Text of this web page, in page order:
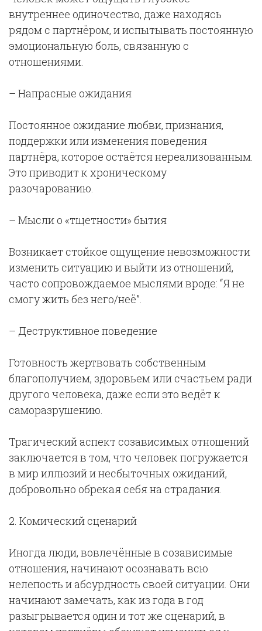
внутреннее одиночество, даже находясь
рядом с партнёром, и испытывать постоянную
эмоциональную боль, связанную с
отношениями.
– Напрасные ожидания
Постоянное ожидание любви, признания,
поддержки или изменения поведения
партнёра, которое остаётся нереализованным.
Это приводит к хроническому
разочарованию.
– Мысли о «тщетности» бытия
Возникает стойкое ощущение невозможности
изменить ситуацию и выйти из отношений,
часто сопровождаемое мыслями вроде: “Я не
смогу жить без него/неё”.
– Деструктивное поведение
Готовность жертвовать собственным
благополучием, здоровьем или счастьем ради
другого человека, даже если это ведёт к
саморазрушению.
Трагический аспект созависимых отношений
заключается в том, что человек погружается
в мир иллюзий и несбыточных ожиданий,
добровольно обрекая себя на страдания.
2. Комический сценарий
Иногда люди, вовлечённые в созависимые
отношения, начинают осознавать всю
нелепость и абсурдность своей ситуации. Они
начинают замечать, как из года в год
разыгрывается один и тот же сценарий, в